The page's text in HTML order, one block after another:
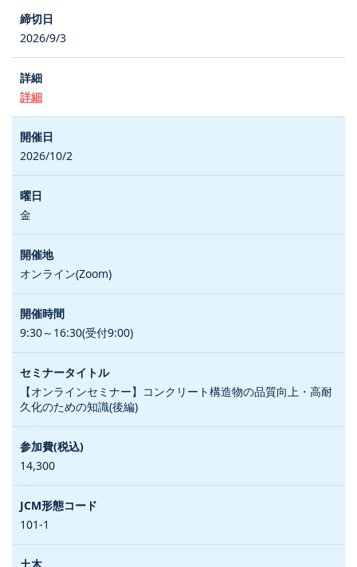
2026/9/3
詳細
2026/10/2
金
オンライン(Zoom)
9:30～16:30(受付9:00)
【オンラインセミナー】コンクリート構造物の品質向上・高耐
久化のための知識(後編)
14,300
101-1